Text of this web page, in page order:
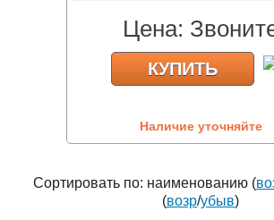
Цена:
КУПИТЬ
Наличие уточняйте
Сортировать по: наименованию (
(возр/убыв)